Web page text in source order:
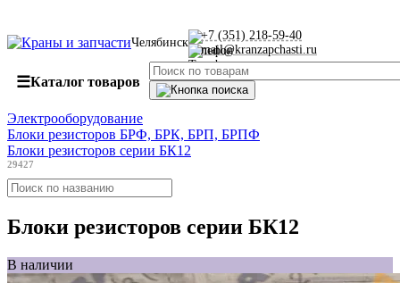
Челябинск
+7 (351) 218-59-40
mail@kranzapchasti.ru
☰Каталог товаров
Электрооборудование
Блоки резисторов БРФ, БРК, БРП, БРПФ
Блоки резисторов серии БК12
29427
Блоки резисторов серии БК12
В наличии